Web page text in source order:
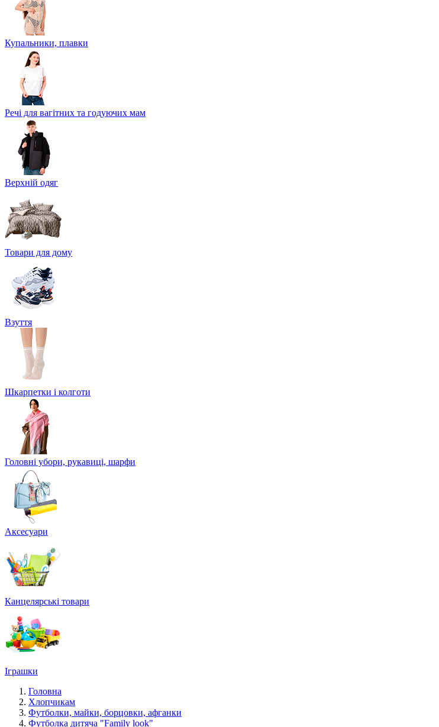
Купальники, плавки
Речі для вагітних та годуючих мам
Верхній одяг
Товари для дому
Взуття
Шкарпетки і колготи
Головні убори, рукавиці, шарфи
Аксесуари
Канцелярські товари
Іграшки
Головна
Хлопчикам
Футболки, майки, борцовки, афганки
Футболка дитяча "Family look"